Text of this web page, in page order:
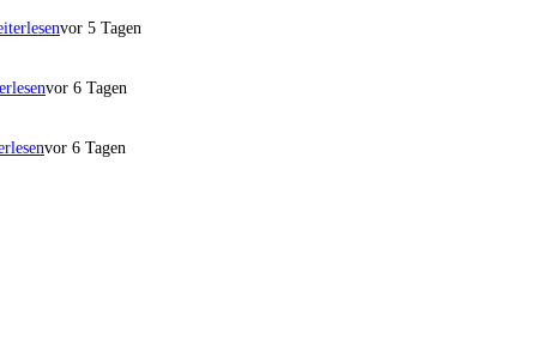
vor 5 Tagen
vor 6 Tagen
vor 6 Tagen